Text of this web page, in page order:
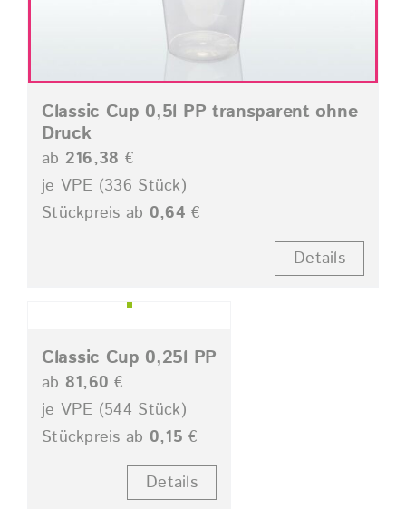
Classic Cup 0,5l PP transparent ohne
Druck
ab 216,38 €
je VPE (336 Stück)
Stückpreis ab 0,64 €
Details
Classic Cup 0,25l PP
ab 81,60 €
je VPE (544 Stück)
Stückpreis ab 0,15 €
Details